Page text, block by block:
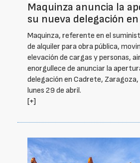
Maquinza anuncia la
su nueva delegación
Maquinza, referente en el
de alquiler para obra pública,
elevación de cargas y personas,
enorgullece de anunciar la
delegación en Cadrete,
lunes 29 de abril.
[+]